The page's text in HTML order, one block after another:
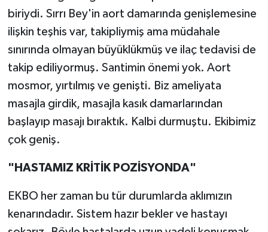
biriydi. Sırrı Bey'in aort damarında genişlemesine
ilişkin teşhis var, takipliymiş ama müdahale
sınırında olmayan büyüklükmüş ve ilaç tedavisi de
takip ediliyormuş. Santimin önemi yok. Aort
mosmor, yırtılmış ve genişti. Biz ameliyata
masajla girdik, masajla kasık damarlarından
başlayıp masajı bıraktık. Kalbi durmuştu. Ekibimiz
çok geniş.
"HASTAMIZ KRİTİK POZİSYONDA"
EKBO her zaman bu tür durumlarda aklımızın
kenarındadır. Sistem hazır bekler ve hastayı